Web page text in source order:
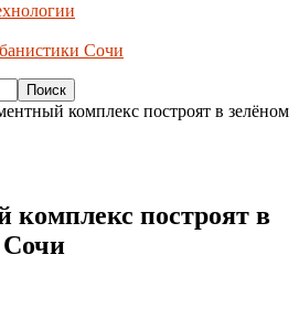
Сочи
комплекс построят в зелёном
комплекс построят в
Сочи